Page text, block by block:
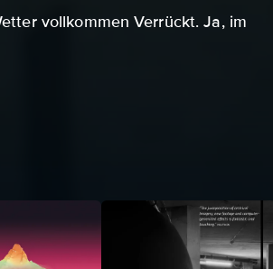
vollkommen Verrückt. Ja, im